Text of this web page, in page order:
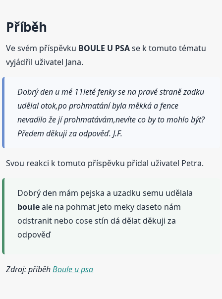
Příběh
Ve svém příspěvku BOULE U PSAse k tomuto tématu
vyjádřil uživatel Jana.
Dobrý den u mé 11leté fenky se na pravé straně zadku
udělal otok,po prohmatání byla měkká a fence
nevadilo že jí prohmatávám,nevíte co by to mohlo být?
Předem děkuji za odpověď. J.F.
Svou reakci k tomuto příspěvku přidal uživatel Petra.
Dobrý den mám pejska a uzadku semu udělala
bouleale na pohmat jeto meky daseto nám
odstranit nebo cose stín dá dělat děkuji za
odpověď
Zdroj: příběhBoule u psa